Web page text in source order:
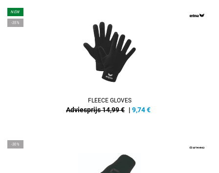
NEW
-35%
FLEECE GLOVES
Adviesprijs 14,99 € | 9,74€
-30%